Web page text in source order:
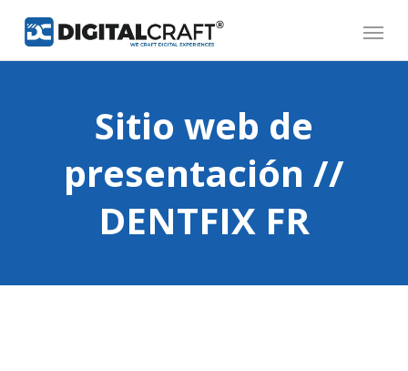
Menu
Sitio web de
presentación //
DENTFIX FR